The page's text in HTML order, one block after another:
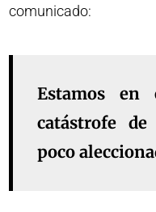
comunicado:
Estamos
catástrofe
poco